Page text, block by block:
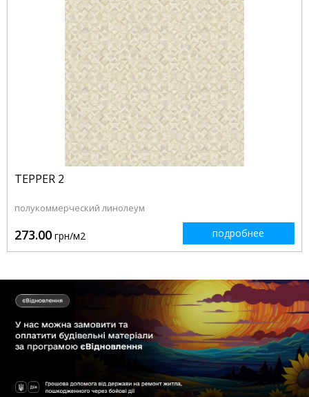
TEPPER 2
полукоммерческий линолеум
273.00 грн/м2 подробнее